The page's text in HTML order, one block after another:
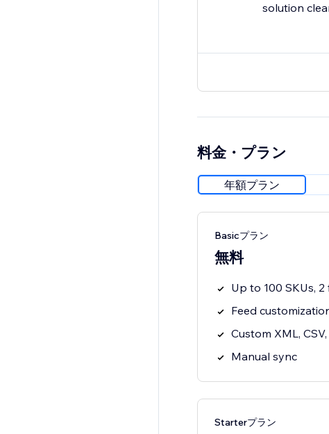
solution
料金・プラン
年額プラン
Basicプラン
無料
Up to 100 SKUs, 2
Feed
Custom XML,
Manual sync
Starterプラン